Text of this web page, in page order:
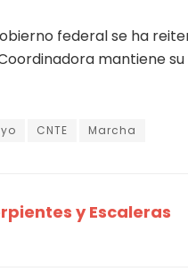
federal se ha
mantiene
CNTE Marcha
y Escaleras